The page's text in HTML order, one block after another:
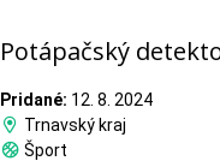
Potápačský
Pridané: 12. 8. 2024
Trnavský kraj
Šport